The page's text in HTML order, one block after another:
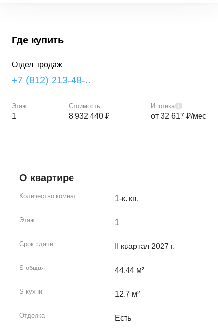
Где купить
Отдел продаж
+7 (812) 213-48-..
Этаж
1
Стоимость
8 932 440 ₽
Ипотека
от 32 617 ₽/мес
О квартире
Количество комнат 1-к. кв.
Этаж 1
Срок сдачи II квартал 2027 г.
S общая 44.44 м²
S кухни 12.7 м²
Отделка Есть